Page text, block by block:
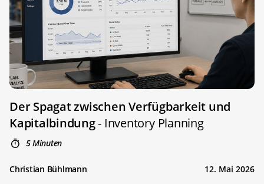
Der Spagat zwischen Verfügbarkeit und
Kapitalbindung- Inventory Planning
5 Minuten
Christian Bühlmann 12. Mai 2026